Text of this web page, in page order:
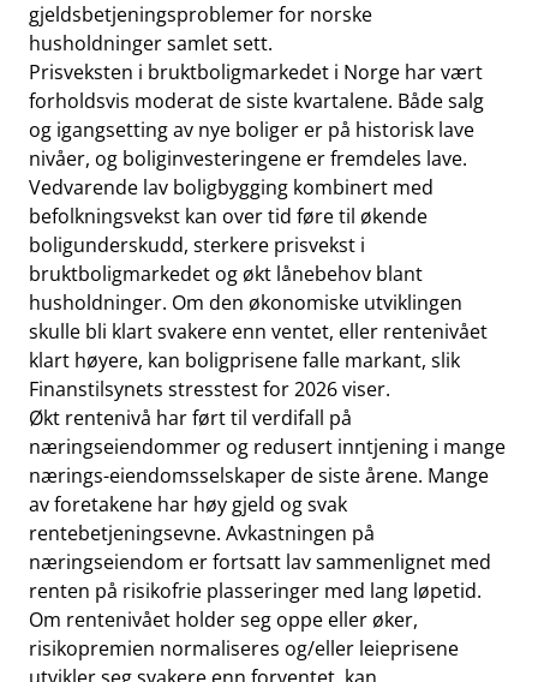
gjeldsbetjeningsproblemer for norske
husholdninger samlet sett.
Prisveksten i bruktboligmarkedet i Norge har vært
forholdsvis moderat de siste kvartalene. Både salg
og igangsetting av nye boliger er på historisk lave
nivåer, og boliginvesteringene er fremdeles lave.
Vedvarende lav boligbygging kombinert med
befolkningsvekst kan over tid føre til økende
boligunderskudd, sterkere prisvekst i
bruktboligmarkedet og økt lånebehov blant
husholdninger. Om den økonomiske utviklingen
skulle bli klart svakere enn ventet, eller rentenivået
klart høyere, kan boligprisene falle markant, slik
Finanstilsynets stresstest for 2026 viser.
Økt rentenivå har ført til verdifall på
næringseiendommer og redusert inntjening i mange
nærings-eiendomsselskaper de siste årene. Mange
av foretakene har høy gjeld og svak
rentebetjeningsevne. Avkastningen på
næringseiendom er fortsatt lav sammenlignet med
renten på risikofrie plasseringer med lang løpetid.
Om rentenivået holder seg oppe eller øker,
risikopremien normaliseres og/eller leieprisene